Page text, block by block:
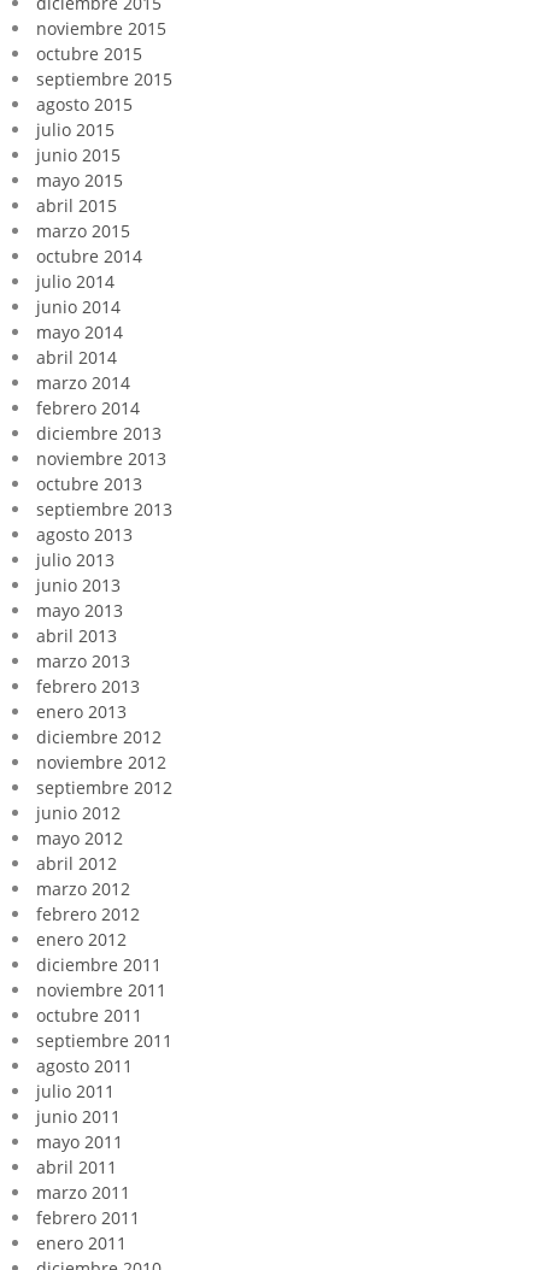
noviembre 2015
octubre 2015
septiembre 2015
agosto 2015
julio 2015
junio 2015
mayo 2015
abril 2015
marzo 2015
octubre 2014
julio 2014
junio 2014
mayo 2014
abril 2014
marzo 2014
febrero 2014
diciembre 2013
noviembre 2013
octubre 2013
septiembre 2013
agosto 2013
julio 2013
junio 2013
mayo 2013
abril 2013
marzo 2013
febrero 2013
enero 2013
diciembre 2012
noviembre 2012
septiembre 2012
junio 2012
mayo 2012
abril 2012
marzo 2012
febrero 2012
enero 2012
diciembre 2011
noviembre 2011
octubre 2011
septiembre 2011
agosto 2011
julio 2011
junio 2011
mayo 2011
abril 2011
marzo 2011
febrero 2011
enero 2011